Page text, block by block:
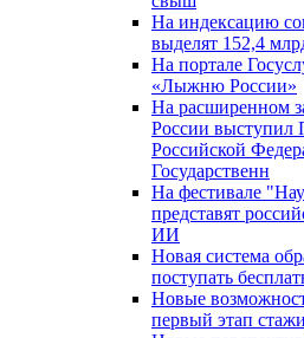
На индексацию
выделят 152,4
На портале
«Лыжню России»
На расширенном
России выступил
Российской
Государственн
На фестивале
представят
ИИ
Новая система
поступать
Новые
первый этап